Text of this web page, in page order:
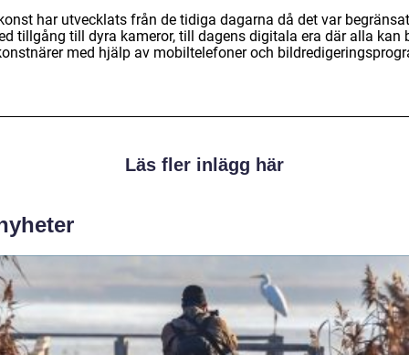
har utvecklats från de tidiga dagarna då det var
tillgång till dyra kameror, till dagens digitala era där alla kan
med hjälp av mobiltelefoner och
Läs fler inlägg här